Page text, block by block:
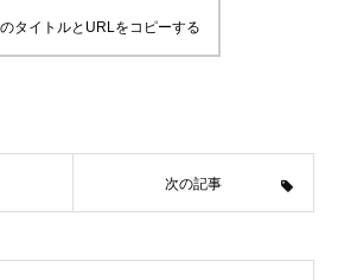
タイトルとURLをコピーする
次の記事